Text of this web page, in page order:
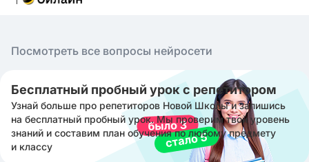
Посмотреть все вопросы нейросети
Бесплатный пробный урок с репетитором
Узнай больше про репетиторов Новой Школы и запишись
на бесплатный пробный урок. Мы проверим твой уровень
знаний и составим план обучения по любому предмету
и классу